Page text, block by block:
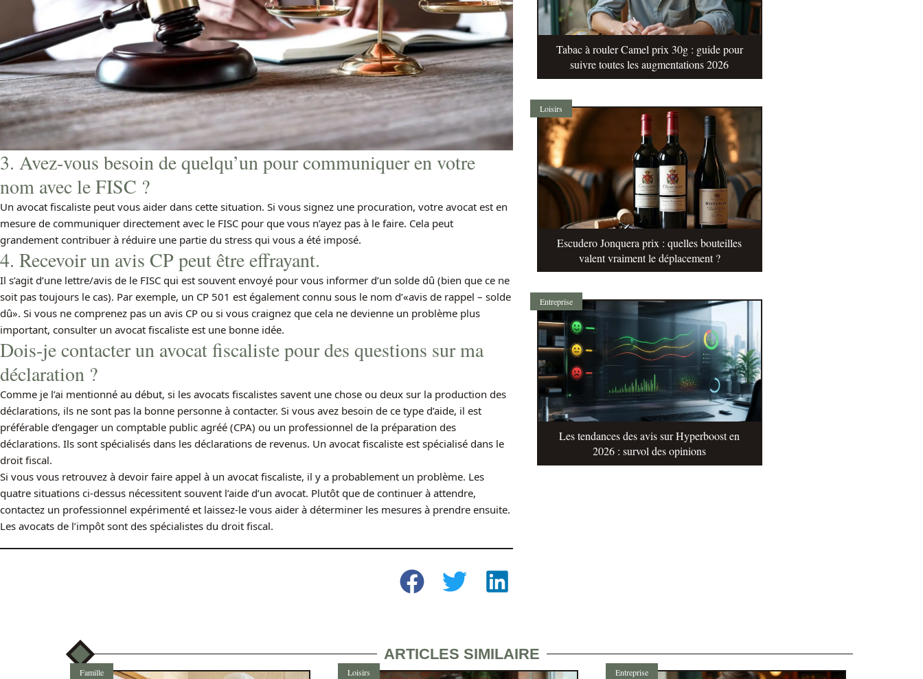
3. Avez-vous besoin de quelqu’un pour communiquer en votre
nom avec le FISC ?
Un avocat fiscaliste peut vous aider dans cette situation. Si vous signez une procuration, votre avocat est en
mesure de communiquer directement avec le FISC pour que vous n’ayez pas à le faire. Cela peut
grandement contribuer à réduire une partie du stress qui vous a été imposé.
4. Recevoir un avis CP peut être effrayant.
Il s’agit d’une lettre/avis de le FISC qui est souvent envoyé pour vous informer d’un solde dû (bien que ce ne
soit pas toujours le cas). Par exemple, un CP 501 est également connu sous le nom d’«avis de rappel – solde
dû». Si vous ne comprenez pas un avis CP ou si vous craignez que cela ne devienne un problème plus
important, consulter un avocat fiscaliste est une bonne idée.
Dois-je contacter un avocat fiscaliste pour des questions sur ma
déclaration ?
Comme je l’ai mentionné au début, si les avocats fiscalistes savent une chose ou deux sur la production des
déclarations, ils ne sont pas la bonne personne à contacter. Si vous avez besoin de ce type d’aide, il est
préférable d’engager un comptable public agréé (CPA) ou un professionnel de la préparation des
déclarations. Ils sont spécialisés dans les déclarations de revenus. Un avocat fiscaliste est spécialisé dans le
droit fiscal.
Si vous vous retrouvez à devoir faire appel à un avocat fiscaliste, il y a probablement un problème. Les
quatre situations ci-dessus nécessitent souvent l’aide d’un avocat. Plutôt que de continuer à attendre,
contactez un professionnel expérimenté et laissez-le vous aider à déterminer les mesures à prendre ensuite.
Les avocats de l’impôt sont des spécialistes du droit fiscal.
Tabac à rouler Camel prix 30g : guide pour
suivre toutes les augmentations 2026
Loisirs
Escudero Jonquera prix : quelles bouteilles
valent vraiment le déplacement ?
Entreprise
Les tendances des avis sur Hyperboost en
2026 : survol des opinions
ARTICLES SIMILAIRE
Famille Loisirs Entreprise